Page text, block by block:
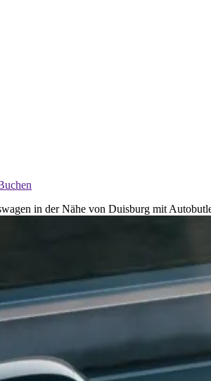
in der Nähe von Duisburg mit